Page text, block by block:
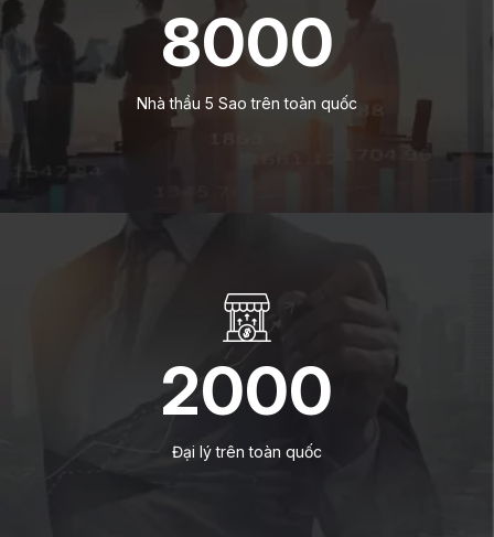
8000
Nhà thầu 5 Sao trên toàn quốc
2000
Đại lý trên toàn quốc